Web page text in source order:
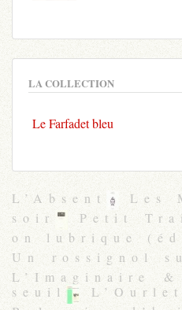
LA COLLECTION
Le Farfadet bleu
L’Absent
Les
soir
Petit
on lubrique
Un rossignol
L’Imaginaire
seuil